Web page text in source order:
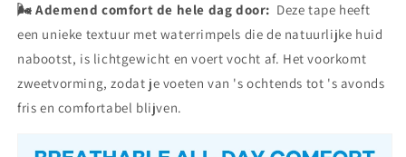
🌬️ Ademend comfort de hele dag door: Deze tape heeft
een unieke textuur met waterrimpels die de natuurlijke huid
nabootst, is lichtgewicht en voert vocht af. Het voorkomt
zweetvorming, zodat je voeten van 's ochtends tot 's avonds
fris en comfortabel blijven.